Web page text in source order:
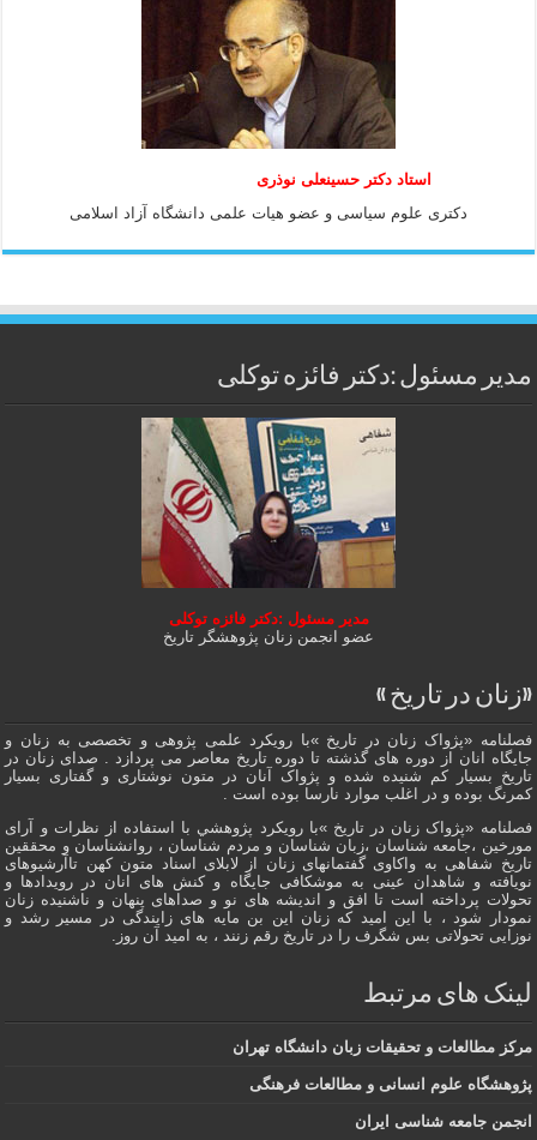
استاد دكتر حسينعلی نوذری
دكتری علوم سياسی و عضو هيات علمی دانشگاه آزاد اسلامی
مدیر مسئول :دکتر فائزه توکلی
مدیر مسئول :دکتر فائزه توکلی
عضو انجمن زنان پژوهشگر تاریخ
«زنان در تاریخ »
فصلنامه «پژواک زنان در تاریخ »با رویکرد علمی پژوهى و تخصصی به زنان و
جایگاه انان از دوره هاى گذشته تا دوره تاریخ معاصر می پردازد . صدای زنان در
تاریخ بسیار کم شنیده شده و پژواک آنان در متون نوشتاری و گفتاری بسیار
کمرنگ بوده و در اغلب موارد نارسا بوده است .
فصلنامه «پژواک زنان در تاریخ »با رویکرد پژوهشي با استفاده از نظرات و آرای
مورخین ،جامعه شناسان ،زبان شناسان و مردم شناسان ، روانشناسان و محققین
تاریخ شفاهی به واکاوی گفتمانهاى زنان از لابلای اسناد متون کهن تاآرشیوهای
نویافته و شاهدان عينى به موشکافی جايگاه و كنش هاى انان در رویدادها و
تحولات پرداخته است تا افق و اندیشه های نو و صداهای پنهان و ناشنیده زنان
نمودار شود ، با این امید که زنان این بن مایه های زایندگی در مسير رشد و
نوزایی تحولاتی بس شگرف را در تاریخ رقم زنند ، به اميد آن روز.
لینک های مرتبط
مرکز مطالعات و تحقیقات زبان دانشگاه تهران
پژوهشگاه علوم انسانی و مطالعات فرهنگی
انجمن جامعه شناسی ایران